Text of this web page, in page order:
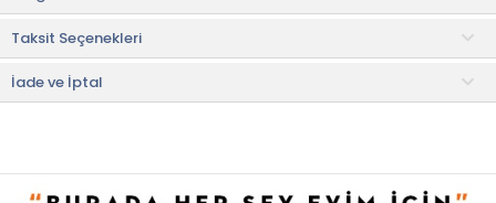
Kullanım ve Bakım Bilgileri
• Makinede yıkanması uygun değildir. Nemli bez ile
temizlenmelidir.
• Not:Bu fiyat perakende satışlar için belirlenmiştir. Toplu alımlar
Taksit Seçenekleri
İade ve İptal